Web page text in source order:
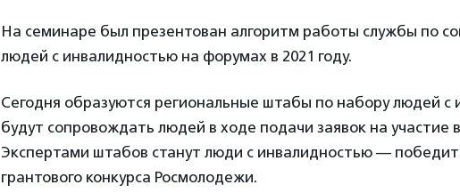
На семинаре был презентован алгоритм работы службы по
людей с инвалидностью на форумах в 2021 году.
Сегодня образуются региональные штабы по набору людей с
будут сопровождать людей в ходе подачи заявок на участие
Экспертами штабов станут люди с инвалидностью —
грантового конкурса Росмолодежи.